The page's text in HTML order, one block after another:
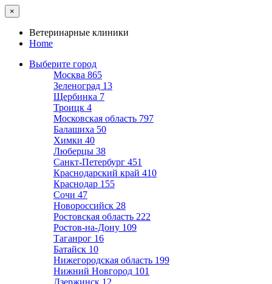
×
Ветеринарные клиники
Home
Выберите город
Москва 865
Зеленоград 13
Щербинка 7
Троицк 4
Московская область 797
Балашиха 50
Химки 40
Люберцы 38
Санкт-Петербург 451
Краснодарский край 410
Краснодар 155
Сочи 47
Новороссийск 28
Ростовская область 222
Ростов-на-Дону 109
Таганрог 16
Батайск 10
Нижегородская область 199
Нижний Новгород 101
Дзержинск 12